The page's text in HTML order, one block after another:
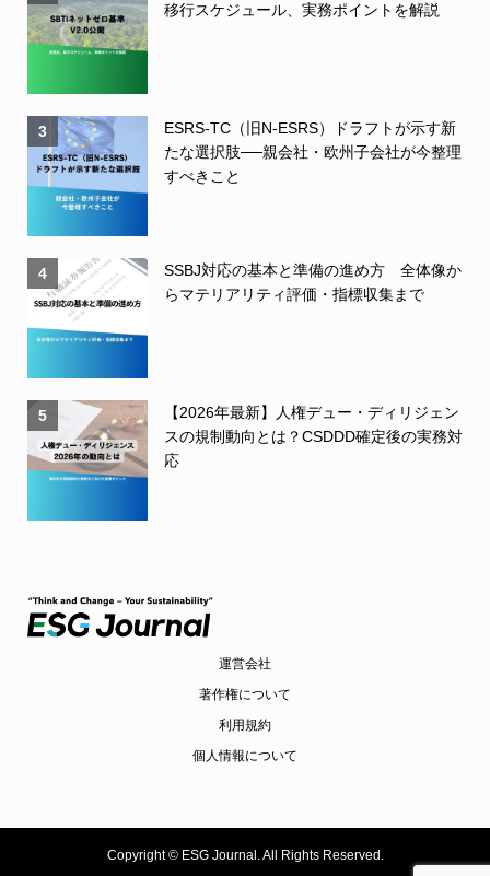
移行スケジュール、実務ポイントを解説
3
ESRS-TC（旧N-ESRS）ドラフトが示す新
たな選択肢──親会社・欧州子会社が今整理
すべきこと
4
SSBJ対応の基本と準備の進め方 全体像か
らマテリアリティ評価・指標収集まで
5
【2026年最新】人権デュー・ディリジェン
スの規制動向とは？CSDDD確定後の実務対
応
運営会社
著作権について
利用規約
個人情報について
Copyright ©ESG Journal. All Rights Reserved.